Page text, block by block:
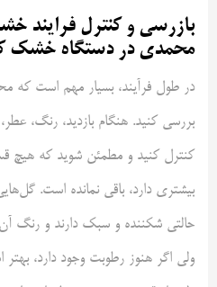
بازرسی و کنترل
محمدی در دستگاه خشک
در طول فرآیند، بسیار مهم است که
بررسی کنید. هنگام بازدید، رنگ،
کنترل کنید و مطمئن شوید که هیچ
بیشتری دارد، باقی نمانده است.
حالتی شکننده و سبک دارند و رنگ
ولی اگر هنوز رطوبت وجود دارد، بهتر